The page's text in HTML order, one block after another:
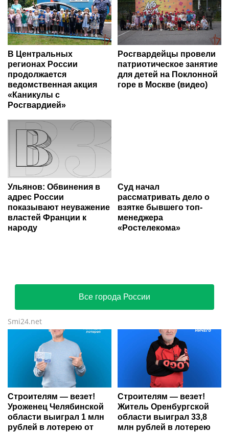
В Центральных
регионах России
продолжается
ведомственная акция
«Каникулы с
Росгвардией»
Росгвардейцы провели
патриотическое занятие
для детей на Поклонной
горе в Москве (видео)
Ульянов: Обвинения в
адрес России
показывают неуважение
властей Франции к
народу
Суд начал
рассматривать дело о
взятке бывшего топ-
менеджера
«Ростелекома»
Все города России
Smi24.net
Строителям — везет!
Уроженец Челябинской
области выиграл 1 млн
рублей в лотерею от
Строителям — везет!
Житель Оренбургской
области выиграл 33,8
млн рублей в лотерею